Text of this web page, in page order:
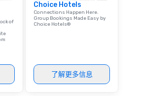
of
Choice Hotels
Connections Happen Here.
Group Bookings Made Easy by
Choice Hotels®
了解更多信息